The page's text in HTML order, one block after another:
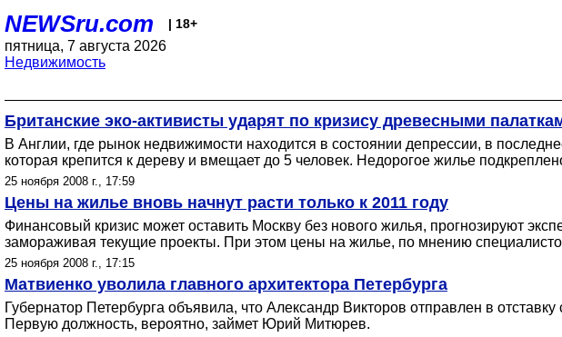
NEWSru.com | 18+
пятница, 7 августа 2026
Недвижимость
Британские эко-активисты ударят по кризису древесными
В Англии, где рынок недвижимости находится в состоянии депрессии, в
которая крепится к дереву и вмещает до 5 человек. Недорогое жилье
25 ноября 2008 г., 17:59
Цены на жилье вновь начнут расти только к 2011 году
Финансовый кризис может оставить Москву без нового жилья, прогнозируют
замораживая текущие проекты. При этом цены на жилье, по мнению
25 ноября 2008 г., 17:15
Матвиенко уволила главного архитектора Петербурга
Губернатор Петербурга объявила, что Александр Викторов отправлен в
Первую должность, вероятно, займет Юрий Митюрев.